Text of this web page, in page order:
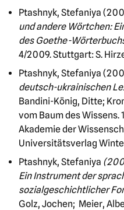
Ptashnyk, Stefaniya
und andere Wörtchen:
des Goethe-
4/2009. Stuttgart: S.
Ptashnyk, Stefaniya
deutsch-ukrainischen
Bandini-König, Ditte;
vom Baum des
Akademie der
Universitätsverlag
Ptashnyk, Stefaniya
Ein Instrument der
sozialgeschichtlicher
Golz, Jochen; Meier,